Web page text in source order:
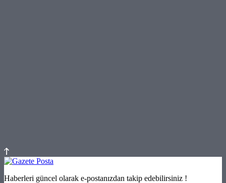
Haberleri güncel olarak e-postanızdan takip edebilirsiniz !